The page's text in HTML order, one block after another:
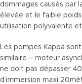
dommages causés par
élevée et le faible
utilisation polyvalente
Les pompes Kappa
similaire – moteur
ne doit pas dépasser
d’immersion maxi